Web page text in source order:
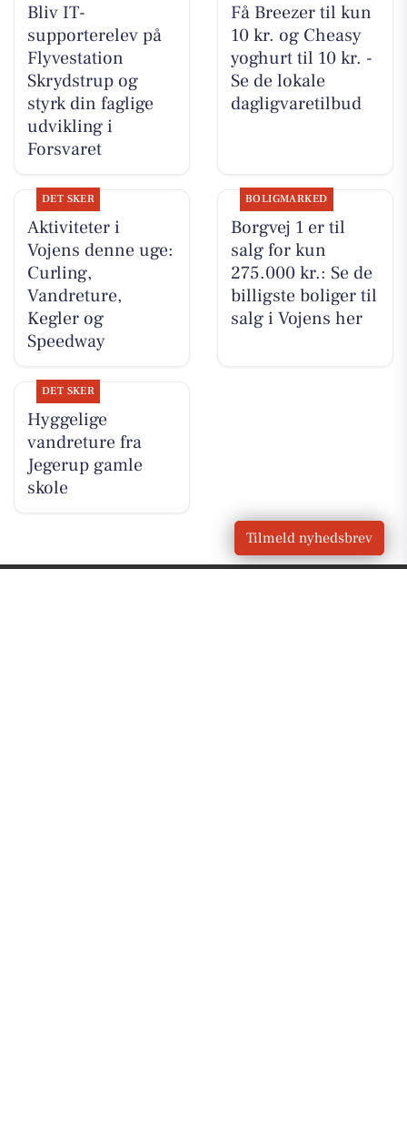
Bliv IT-
supporterelev på
Flyvestation
Skrydstrup og
styrk din faglige
udvikling i
Forsvaret
Få Breezer til kun
10 kr. og Cheasy
yoghurt til 10 kr. -
Se de lokale
dagligvaretilbud
DET SKER
Aktiviteter i
Vojens denne uge:
Curling,
Vandreture,
Kegler og
Speedway
BOLIGMARKED
Borgvej 1 er til
salg for kun
275.000 kr.: Se de
billigste boliger til
salg i Vojens her
DET SKER
Hyggelige
vandreture fra
Jegerup gamle
skole
Tilmeld nyhedsbrev